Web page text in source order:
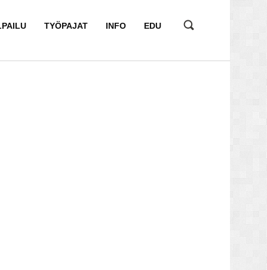
TYÖPAJAT INFO EDU